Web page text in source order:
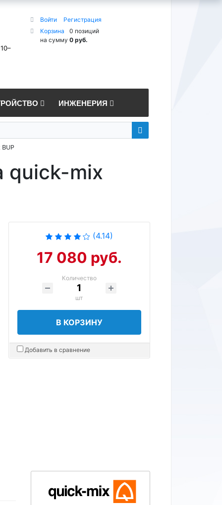
Войти
Регистрация
Корзина
0 позиций
на сумму 0 руб.
ИНЖЕНЕРИЯ
quick-mix
(4.14)
17 080 руб.
Количество
шт
В КОРЗИНУ
Добавить в сравнение